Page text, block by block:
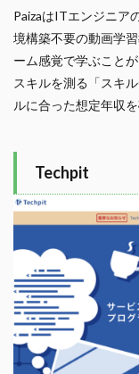
PaizaはITエンジニア
境構築不要の動画学
ーム感覚で学ぶこと
スキルを測る「スキ
ルに合った想定年収
Techpit